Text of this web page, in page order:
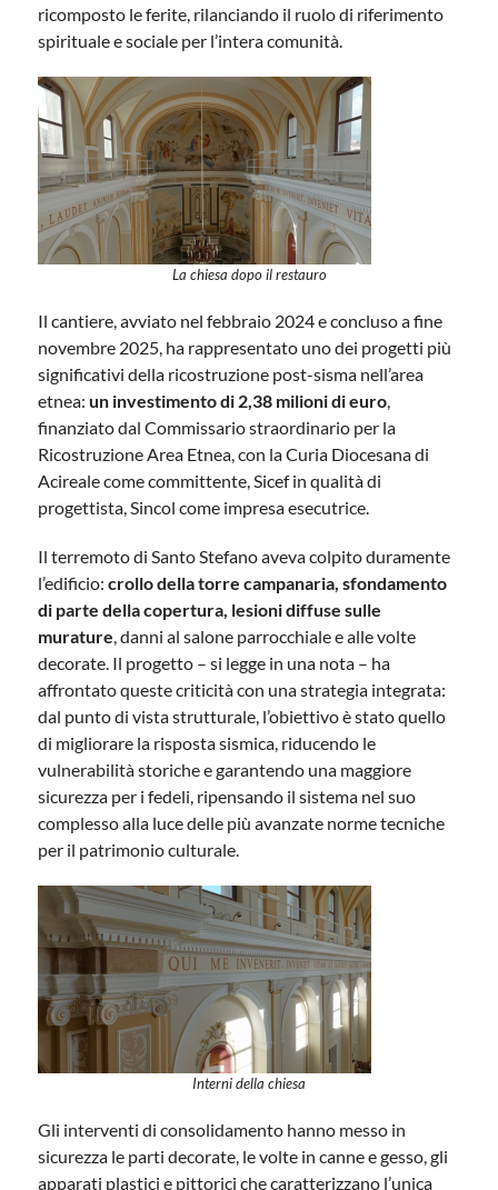
ricomposto le ferite, rilanciando il ruolo di riferimento
spirituale e sociale per l’intera comunità.
La chiesa dopo il restauro
Il cantiere, avviato nel febbraio 2024 e concluso a fine
novembre 2025, ha rappresentato uno dei progetti più
significativi della ricostruzione post-sisma nell’area
etnea:un investimento di 2,38 milioni di euro,
finanziato dal Commissario straordinario per la
Ricostruzione Area Etnea, con la Curia Diocesana di
Acireale come committente, Sicef in qualità di
progettista, Sincol come impresa esecutrice.
Il terremoto di Santo Stefano aveva colpito duramente
l’edificio:crollo della torre campanaria, sfondamento
di parte della copertura, lesioni diffuse sulle
murature, danni al salone parrocchiale e alle volte
decorate. Il progetto – si legge in una nota – ha
affrontato queste criticità con una strategia integrata:
dal punto di vista strutturale, l’obiettivo è stato quello
di migliorare la risposta sismica, riducendo le
vulnerabilità storiche e garantendo una maggiore
sicurezza per i fedeli, ripensando il sistema nel suo
complesso alla luce delle più avanzate norme tecniche
per il patrimonio culturale.
Interni della chiesa
Gli interventi di consolidamento hanno messo in
sicurezza le parti decorate, le volte in canne e gesso, gli
apparati plastici e pittorici che caratterizzano l’unica